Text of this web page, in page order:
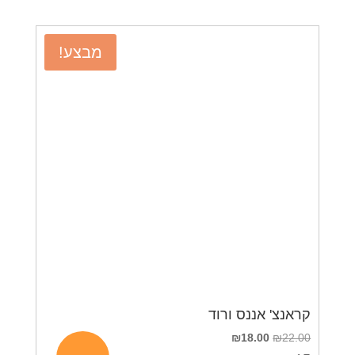
מבצע!
קראנצ' אננס ורוד
₪22.00
המחיר₪18.00